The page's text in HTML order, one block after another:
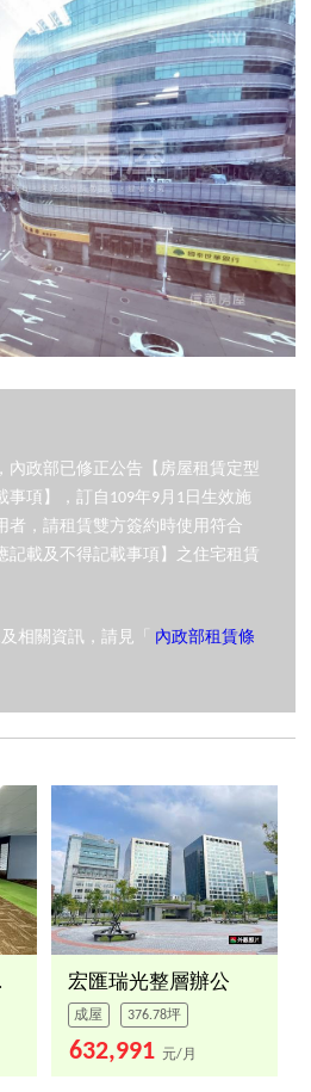
內政部已修正公告【房屋租賃定型
事項】，訂自109年9月1日生效施
者，請租賃雙方簽約時使用符合
記載及不得記載事項】之住宅租賃
相關資訊，請見「 內政部租賃條
宏匯瑞光整層辦公
成屋 376.78坪
632,991 元/月